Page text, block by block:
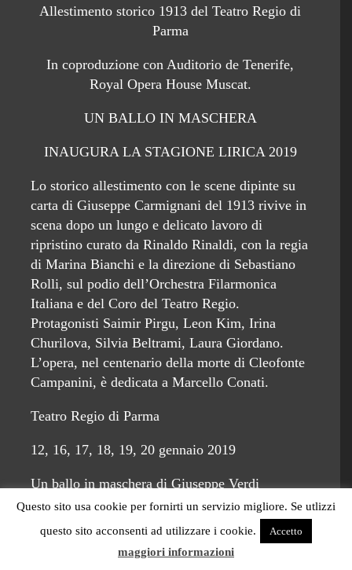
Allestimento storico 1913 del Teatro Regio di
Parma
In coproduzione con Auditorio de Tenerife,
Royal Opera House Muscat.
UN BALLO IN MASCHERA
INAUGURA LA STAGIONE LIRICA 2019
Lo storico allestimento con le scene dipinte su
carta di Giuseppe Carmignani del 1913 rivive in
scena dopo un lungo e delicato lavoro di
ripristino curato da Rinaldo Rinaldi, con la regia
di Marina Bianchi e la direzione di Sebastiano
Rolli, sul podio dell’Orchestra Filarmonica
Italiana e del Coro del Teatro Regio.
Protagonisti Saimir Pirgu, Leon Kim, Irina
Churilova, Silvia Beltrami, Laura Giordano.
L’opera, nel centenario della morte di Cleofonte
Campanini, è dedicata a Marcello Conati.
Teatro Regio di Parma
12, 16, 17, 18, 19, 20 gennaio 2019
Un ballo in maschera di Giuseppe Verdi
inaugura la Stagione Lirica 2019 del Teatro
Regio di Parma sabato 12 gennaio 2019 alle ore
20.00 (repliche 16, 17, 18, 19, 20 gennaio),
nello storico allestimento realizzato da Giuseppe
Questo sito usa cookie per fornirti un servizio migliore. Se utlizzi
questo sito acconsenti ad utilizzare i cookie.
Accetto
maggiori informazioni